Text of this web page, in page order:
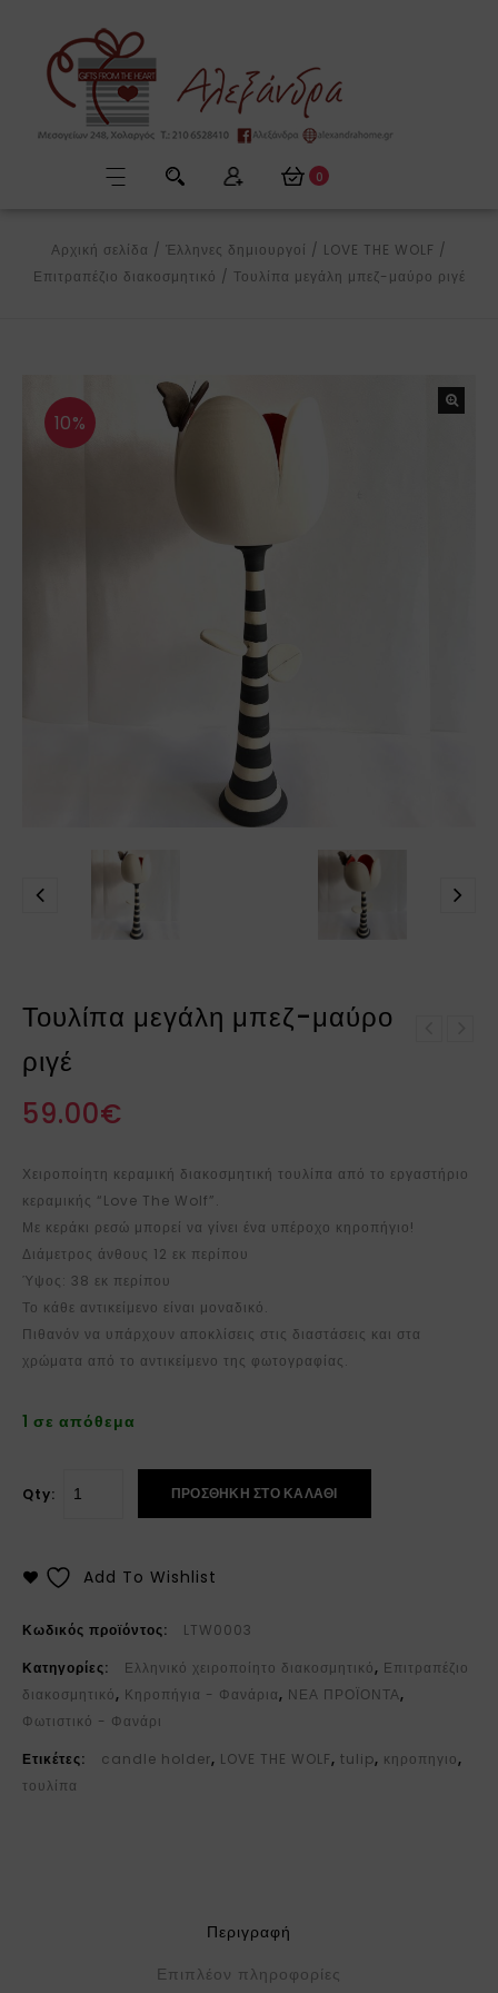
0
Αρχική σελίδα / Έλληνες δημιουργοί / LOVE THE WOLF /
Επιτραπέζιο διακοσμητικό / Τουλίπα μεγάλη μπεζ-μαύρο ριγέ
10%
Τουλίπα μεγάλη μπεζ-μαύρο
ριγέ
59.00€
Χειροποίητη κεραμική διακοσμητική τουλίπα από το εργαστήριο
κεραμικής “Love The Wolf”.
Με κεράκι ρεσώ μπορεί να γίνει ένα υπέροχο κηροπήγιο!
Διάμετρος άνθους 12 εκ περίπου
Ύψος: 38 εκ περίπου
Το κάθε αντικείμενο είναι μοναδικό.
Πιθανόν να υπάρχουν αποκλίσεις στις διαστάσεις και στα
χρώματα από το αντικείμενο της φωτογραφίας.
1 σε απόθεμα
Qty: ΠΡΟΣΘΉΚΗ ΣΤΟ ΚΑΛΆΘΙ
Add To Wishlist
Κωδικός προϊόντος:
LTW0003
Κατηγορίες:
Ελληνικό χειροποίητο διακοσμητικό, Επιτραπέζιο
διακοσμητικό, Κηροπήγια - Φανάρια, ΝΕΑ ΠΡΟΪΟΝΤΑ,
Φωτιστικό - Φανάρι
Ετικέτες:
candle holder, LOVE THE WOLF, tulip, κηροπηγιο,
τουλίπα
Περιγραφή
Επιπλέον πληροφορίες